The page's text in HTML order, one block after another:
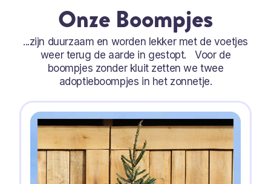
Onze Boompjes
...zijn duurzaam en worden lekker met de voetjes
weer terug de aarde in gestopt. Voor de
boompjes zonder kluit zetten we twee
adoptieboompjes in het zonnetje.